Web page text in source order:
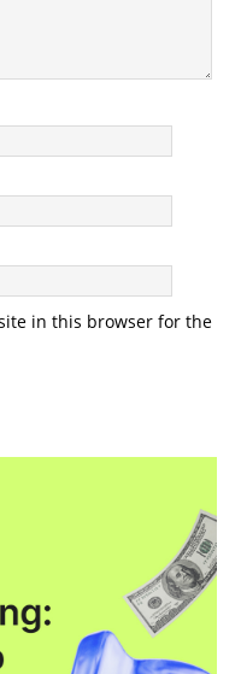
in this browser for the